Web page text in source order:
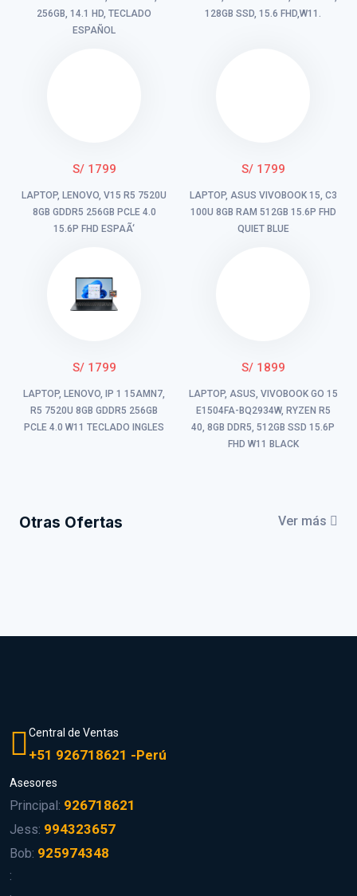
256GB, 14.1 HD, TECLADO
ESPAÑOL
128GB SSD, 15.6 FHD,W11.
S/ 1799
LAPTOP, LENOVO, V15 R5 7520U
8GB GDDR5 256GB PCLE 4.0
15.6P FHD ESPAÃ‘
S/ 1799
LAPTOP, ASUS VIVOBOOK 15, C3
100U 8GB RAM 512GB 15.6P FHD
QUIET BLUE
S/ 1799
LAPTOP, LENOVO, IP 1 15AMN7,
R5 7520U 8GB GDDR5 256GB
PCLE 4.0 W11 TECLADO INGLES
S/ 1899
LAPTOP, ASUS, VIVOBOOK GO 15
E1504FA-BQ2934W, RYZEN R5
40, 8GB DDR5, 512GB SSD 15.6P
FHD W11 BLACK
Otras Ofertas Ver más
Central de Ventas
+51 926718621 -Perú
Asesores
Principal: 926718621
Jess: 994323657
Bob: 925974348
: